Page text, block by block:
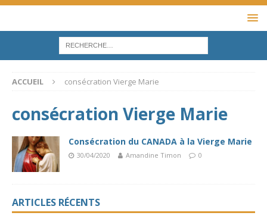
ACCUEIL consécration Vierge Marie
consécration Vierge Marie
Consécration du CANADA à la Vierge Marie
30/04/2020 Amandine Timon 0
ARTICLES RÉCENTS